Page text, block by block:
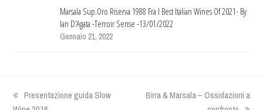
Marsala Sup.Oro Riserva 1988 Fra I Best Italian Wines Of 2021- By
Ian D’Agata -Terroir Sense -13/01/2022
Gennaio 21, 2022
previous
Presentazione guida Slow
next
Birra & Marsala – Ossidazioni a